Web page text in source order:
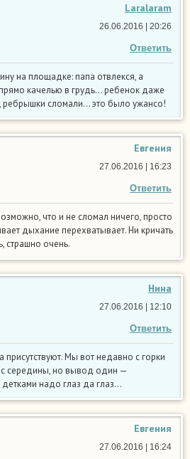
Laralaram
Ответить
26.06.2016 | 20:26
на площадке: папа отвлекся, а
качелью в грудь… ребенок даже
ребрышки сломали… это было ужансо!
Евгения
Ответить
27.06.2016 | 16:23
что и не сломал ничего, просто
дыхание перехватывает. Ни кричать
страшно очень.
Нина
Ответить
27.06.2016 | 12:10
Мы вот недавно с горки
с середины, но вывод один —
надо глаз да глаз…
Евгения
27.06.2016 | 16:24